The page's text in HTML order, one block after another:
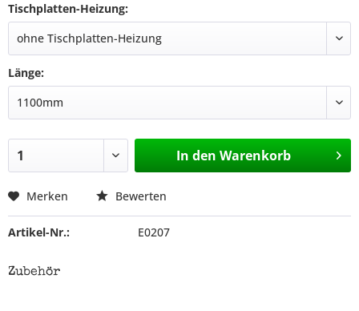
Tischplatten-Heizung:
Länge:
In den Warenkorb
Merken Bewerten
Artikel-Nr.: E0207
Zubehör